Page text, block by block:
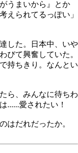
うまいから』とか
えられてるっぽい」
した。日本中、いや
びて興奮していた。
持ちきり。なんとい
ら、みんなに待ちわ
......愛されたい！
はだれだったか。